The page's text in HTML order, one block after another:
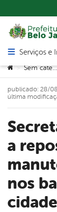
Abrir menu
Serviços e
Você está aqui:
> Sem categoria
Secretaria de Obras realiza
a
nos
cidade
publicado: 28/
última